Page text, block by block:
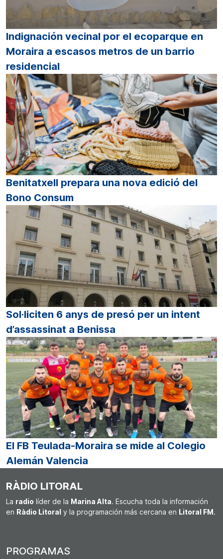
Indignación vecinal por el ecoparque en
Moraira a escasos metros de un barrio
residencial
Benitatxell prepara una nova edició del
Bono Consum
Sol·liciten 6 anys de presó per un intent
d’assassinat a Benissa
El FB Teulada-Moraira se mide al Colegio
Alemán Valencia
RÀDIO LITORAL
La radio líder de la Marina Alta. Escucha toda la información
en Ràdio Litoral y la programación más cercana en Litoral FM.
PROGRAMAS